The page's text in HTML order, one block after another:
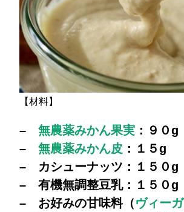
【材料】
–無農薬みかん果実 ：９０g
–無農薬みかん皮 ：１５g
– カシューナッツ：１５０g
– 有機無調整豆乳：１５０g
– お好みの甘味料（ヴィー